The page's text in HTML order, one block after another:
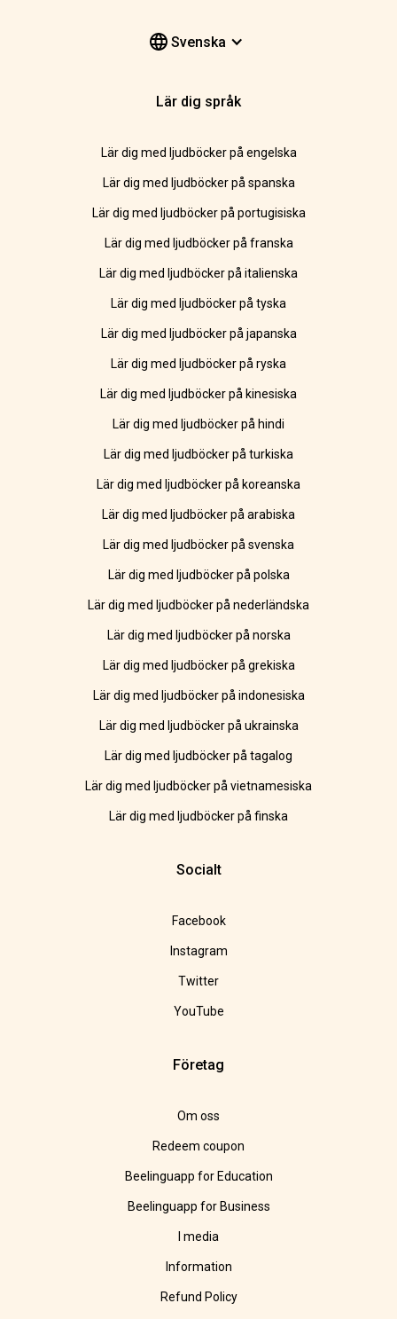
Svenska
Lär dig språk
Lär dig med ljudböcker på engelska
Lär dig med ljudböcker på spanska
Lär dig med ljudböcker på portugisiska
Lär dig med ljudböcker på franska
Lär dig med ljudböcker på italienska
Lär dig med ljudböcker på tyska
Lär dig med ljudböcker på japanska
Lär dig med ljudböcker på ryska
Lär dig med ljudböcker på kinesiska
Lär dig med ljudböcker på hindi
Lär dig med ljudböcker på turkiska
Lär dig med ljudböcker på koreanska
Lär dig med ljudböcker på arabiska
Lär dig med ljudböcker på svenska
Lär dig med ljudböcker på polska
Lär dig med ljudböcker på nederländska
Lär dig med ljudböcker på norska
Lär dig med ljudböcker på grekiska
Lär dig med ljudböcker på indonesiska
Lär dig med ljudböcker på ukrainska
Lär dig med ljudböcker på tagalog
Lär dig med ljudböcker på vietnamesiska
Lär dig med ljudböcker på finska
Socialt
Facebook
Instagram
Twitter
YouTube
Företag
Om oss
Redeem coupon
Beelinguapp for Education
Beelinguapp for Business
I media
Information
Refund Policy